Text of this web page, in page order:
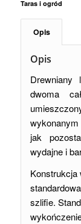
Taras i ogród
Opis
Opis
dwoma
jak
wydajne i
Konstrukcja
szlifie.